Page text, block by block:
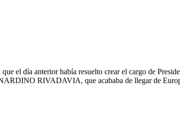
anterior había resuelto crear el cargo de
RIVADAVIA, que acababa de llegar de